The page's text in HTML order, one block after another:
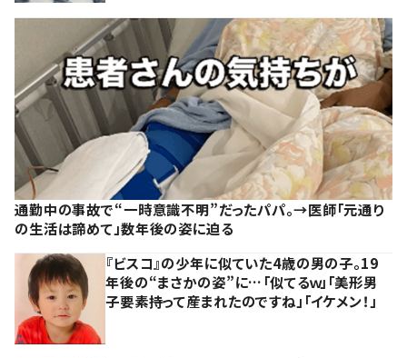
通勤中の事故で“一時意識不明”だったパパ。→医師「元通り
の生活は諦めて」数年後の姿に迫る
『ビスコ』の少年に似ていた4歳の男の子。19
年後の“まさかの姿”に…「似てるｗ」「美形男
子要素持って産まれたのですね」「イケメン！」